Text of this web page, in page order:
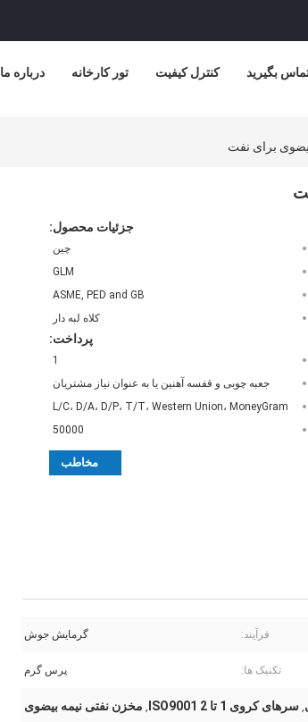
درباره ما تور کارخانه کنترل کیفیت تماس بگیرید
جزئیات محصول:
چین
GLM
ASME, PED and GB
کلاه لبه دار
پرداخت:
1
جعبه چوبی و قفسه آهنین یا به عنوان نیاز مشتریان
L/C، D/A، D/P، T/T، Western Union، MoneyGram
50000
مخاطب
فرآیند: گرمایش جوش
تکنیک ها: پرس گرم
, سرهای کروی 1 تا 2 ISO9001 , مخزن نفتی نیمه بیضوی